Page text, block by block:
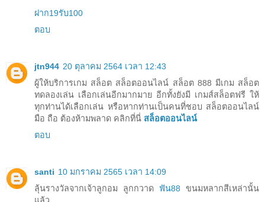
ฝาก19รับ100
ตอบ
jtn944 20 ตุลาคม 2564 เวลา 12:43
ผู้ให้บริการเกม สล็อต สล็อตออนไลน์ สล็อต 888 มีเกม สล็อต
ทดลองเล่น เลือกเล่นอีกมากมาย อีกทั้งยังมี เกมส์สล็อตฟรี ให้
ทุกท่านได้เลือกเล่น หรือหากท่านเป็นคนที่ชอบ สล็อตออนไลน์
มือ ถือ ต้องห้ามพลาด คลิกที่นี่ สล็อตออนไลน์
ตอบ
santi 10 มกราคม 2565 เวลา 14:09
ลุ้นรางวัลจากเจ้าลูกอม ลูกกวาด ฟัน88 ขนมหลากสีเหล่านั้น